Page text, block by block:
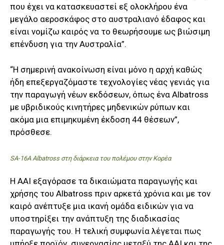
που έχει να κατασκευαστεί εξ ολοκλήρου ένα
μεγάλο αεροσκάφος στο αυστραλιανό έδαφος και
είναι νομίζω καιρός να το θεωρήσουμε ως βιώσιμη
επένδυση για την Αυστραλία”.
“Η σημερινή ανακοίνωση είναι μόνο η αρχή καθώς
ήδη επεξεργαζόμαστε τεχνολογίες νέας γενιάς για
την παραγωγή νέων εκδόσεων, όπως ένα Albatross
με υβριδικούς κινητήρες μηδενικών ρύπων και
ακόμα μια επιμηκυμένη έκδοση 44 θέσεων”,
πρόσθεσε.
SA-16A Albatross στη διάρκεια του πολέμου στην Κορέα
Η AAI εξαγόρασε τα δικαιώματα παραγωγής και
χρήσης του Albatross πριν αρκετά χρόνια και με τον
καιρό ανέπτυξε μια ικανή ομάδα ειδικών για να
υποστηρίξει την ανάπτυξη της διαδικασίας
παραγωγής του. Η τελική συμφωνία λέγεται πως